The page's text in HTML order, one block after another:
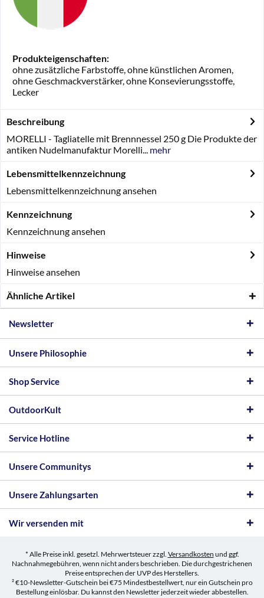
Produkteigenschaften:
ohne zusätzliche Farbstoffe, ohne künstlichen Aromen,
ohne Geschmackverstärker, ohne Konsevierungsstoffe,
Lecker
Beschreibung
MORELLI - Tagliatelle mit Brennnessel 250 g Die Produkte der
antiken Nudelmanufaktur Morelli... mehr
Lebensmittelkennzeichnung
Lebensmittelkennzeichnung ansehen
Kennzeichnung
Kennzeichnung ansehen
Hinweise
Hinweise ansehen
Ähnliche Artikel
Newsletter
Unsere Philosophie
Shop Service
OutdoorKult
Service Hotline
Unsere Communitys
Unsere Zahlungsarten
Wir versenden mit
* Alle Preise inkl. gesetzl. Mehrwertsteuer zzgl. Versandkosten und ggf.
Nachnahmegebühren, wenn nicht anders beschrieben. Die durchgestrichenen
Preise entsprechen der UVP des Herstellers.
² €10-Newsletter-Gutschein bei €75 Mindestbestellwert, nur ein Gutschein pro
Bestellung einlösbar. Du kannst den Newsletter jederzeit wieder abbestellen.